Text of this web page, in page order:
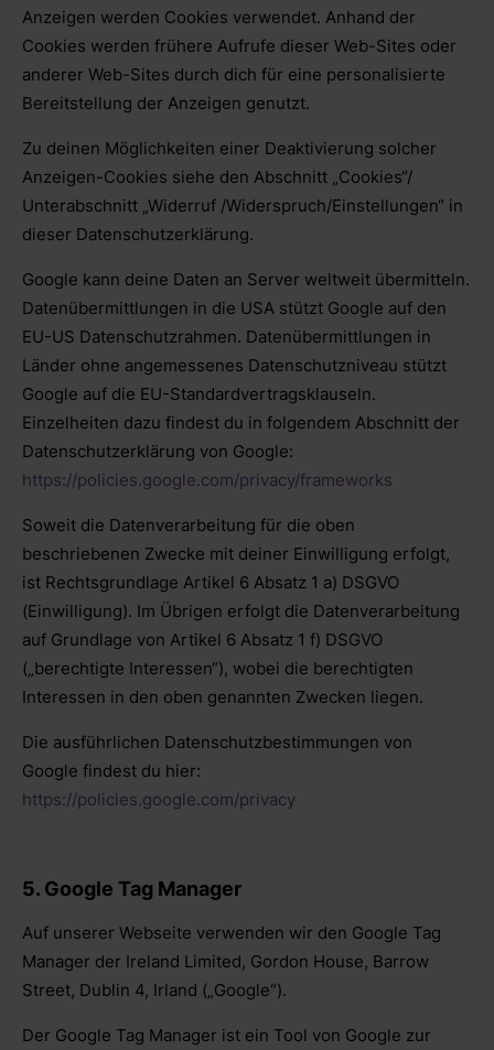
Anzeigen werden Cookies verwendet. Anhand der
Cookies werden frühere Aufrufe dieser Web-Sites oder
anderer Web-Sites durch dich für eine personalisierte
Bereitstellung der Anzeigen genutzt.
Zu deinen Möglichkeiten einer Deaktivierung solcher
Anzeigen-Cookies siehe den Abschnitt „Cookies“/
Unterabschnitt „Widerruf /Widerspruch/Einstellungen“ in
dieser Datenschutzerklärung.
Google kann deine Daten an Server weltweit übermitteln.
Datenübermittlungen in die USA stützt Google auf den
EU-US Datenschutzrahmen. Datenübermittlungen in
Länder ohne angemessenes Datenschutzniveau stützt
Google auf die EU-Standardvertragsklauseln.
Einzelheiten dazu findest du in folgendem Abschnitt der
Datenschutzerklärung von Google:
https://policies.google.com/privacy/frameworks
Soweit die Datenverarbeitung für die oben
beschriebenen Zwecke mit deiner Einwilligung erfolgt,
ist Rechtsgrundlage Artikel 6 Absatz 1 a) DSGVO
(Einwilligung). Im Übrigen erfolgt die Datenverarbeitung
auf Grundlage von Artikel 6 Absatz 1 f) DSGVO
(„berechtigte Interessen“), wobei die berechtigten
Interessen in den oben genannten Zwecken liegen.
Die ausführlichen Datenschutzbestimmungen von
Google findest du hier:
https://policies.google.com/privacy
5. Google Tag Manager
Auf unserer Webseite verwenden wir den Google Tag
Manager der Ireland Limited, Gordon House, Barrow
Street, Dublin 4, Irland („Google“).
Der Google Tag Manager ist ein Tool von Google zur